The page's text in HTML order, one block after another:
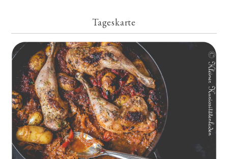
Tageskarte